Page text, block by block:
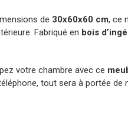
de 30x60x60 cm, ce
Fabriqué en bois
votre chambre avec ce
tout sera à portée de